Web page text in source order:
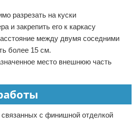
разрезать на куски
и закрепить его к каркасу
между двумя соседними
более 15 см.
место внешнюю часть
с финишной отделкой